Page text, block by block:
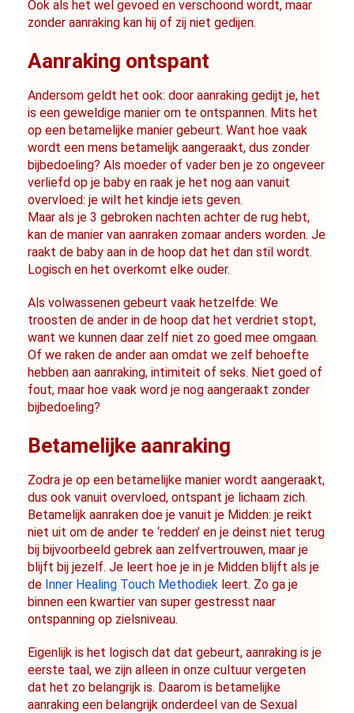
Ook als het wel gevoed en verschoond wordt, maar
zonder aanraking kan hij of zij niet gedijen.
Aanraking ontspant
Andersom geldt het ook: door aanraking gedijt je, het
is een geweldige manier om te ontspannen. Mits het
op een betamelijke manier gebeurt. Want hoe vaak
wordt een mens betamelijk aangeraakt, dus zonder
bijbedoeling? Als moeder of vader ben je zo ongeveer
verliefd op je baby en raak je het nog aan vanuit
overvloed: je wilt het kindje iets geven.
Maar als je 3 gebroken nachten achter de rug hebt,
kan de manier van aanraken zomaar anders worden. Je
raakt de baby aan in de hoop dat het dan stil wordt.
Logisch en het overkomt elke ouder.
Als volwassenen gebeurt vaak hetzelfde: We
troosten de ander in de hoop dat het verdriet stopt,
want we kunnen daar zelf niet zo goed mee omgaan.
Of we raken de ander aan omdat we zelf behoefte
hebben aan aanraking, intimiteit of seks. Niet goed of
fout, maar hoe vaak word je nog aangeraakt zonder
bijbedoeling?
Betamelijke aanraking
Zodra je op een betamelijke manier wordt aangeraakt,
dus ook vanuit overvloed, ontspant je lichaam zich.
Betamelijk aanraken doe je vanuit je Midden: je reikt
niet uit om de ander te ‘redden’ en je deinst niet terug
bij bijvoorbeeld gebrek aan zelfvertrouwen, maar je
blijft bij jezelf. Je leert hoe je in je Midden blijft als je
de Inner Healing Touch Methodiek leert. Zo ga je
binnen een kwartier van super gestresst naar
ontspanning op zielsniveau.
Eigenlijk is het logisch dat dat gebeurt, aanraking is je
eerste taal, we zijn alleen in onze cultuur vergeten
dat het zo belangrijk is. Daarom is betamelijke
aanraking een belangrijk onderdeel van de Sexual